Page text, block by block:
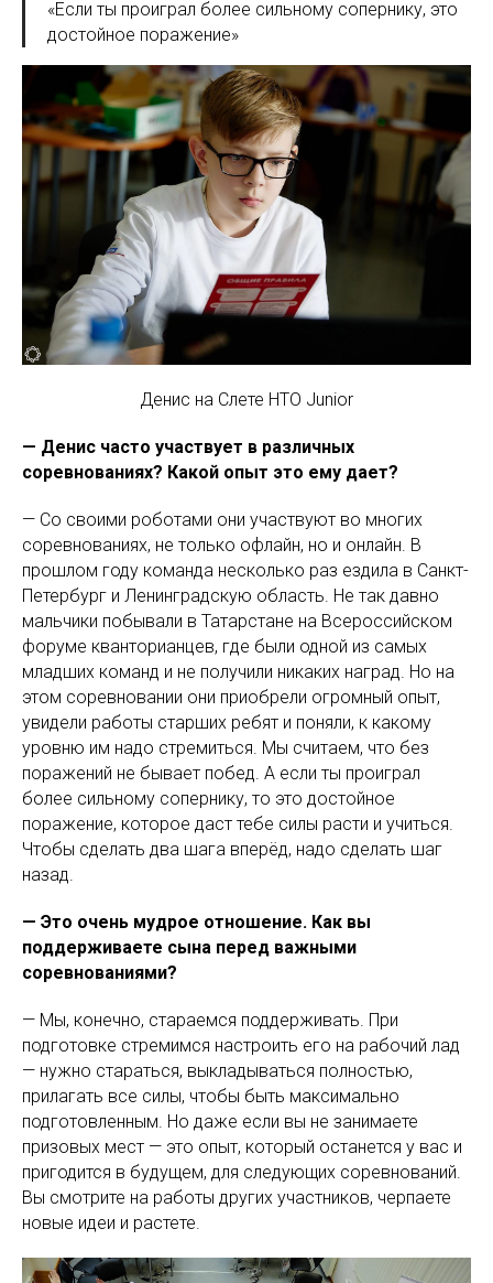
«Если ты проиграл более сильному сопернику, это
достойное поражение»
Денис на Слете НТО Junior
— Денис часто участвует в различных
соревнованиях? Какой опыт это ему дает?
— Со своими роботами они участвуют во многих
соревнованиях, не только офлайн, но и онлайн. В
прошлом году команда несколько раз ездила в Санкт-
Петербург и Ленинградскую область. Не так давно
мальчики побывали в Татарстане на Всероссийском
форуме кванторианцев, где были одной из самых
младших команд и не получили никаких наград. Но на
этом соревновании они приобрели огромный опыт,
увидели работы старших ребят и поняли, к какому
уровню им надо стремиться. Мы считаем, что без
поражений не бывает побед. А если ты проиграл
более сильному сопернику, то это достойное
поражение, которое даст тебе силы расти и учиться.
Чтобы сделать два шага вперёд, надо сделать шаг
назад.
— Это очень мудрое отношение. Как вы
поддерживаете сына перед важными
соревнованиями?
— Мы, конечно, стараемся поддерживать. При
подготовке стремимся настроить его на рабочий лад
— нужно стараться, выкладываться полностью,
прилагать все силы, чтобы быть максимально
подготовленным. Но даже если вы не занимаете
призовых мест — это опыт, который останется у вас и
пригодится в будущем, для следующих соревнований.
Вы смотрите на работы других участников, черпаете
новые идеи и растете.